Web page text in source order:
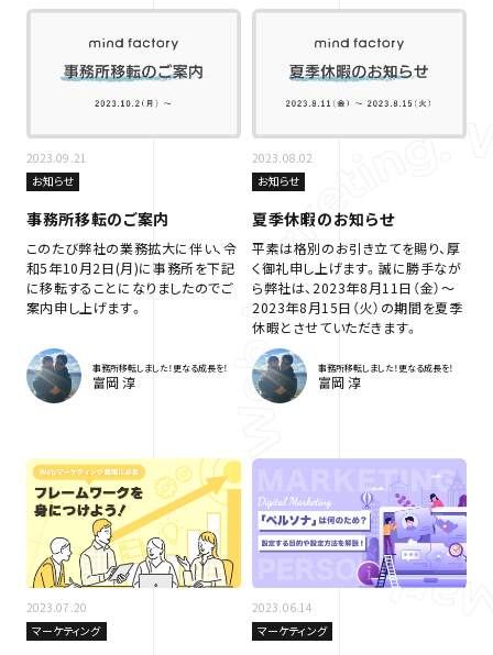
2023.09.21
お知らせ
事務所移転のご案内
このたび弊社の業務拡大に伴い、令
和5年10月2日(月)に事務所を下記
に移転することになりましたのでご
案内申し上げます。
事務所移転しました！更なる成長を！
富岡 淳
2023.08.02
お知らせ
夏季休暇のお知らせ
平素は格別のお引き立てを賜り、厚
く御礼申し上げます。誠に勝手なが
ら弊社は、2023年8月11日（金）～
2023年8月15日（火）の期間を夏季
休暇とさせていただきます。
事務所移転しました！更なる成長を！
富岡 淳
2023.07.20
マーケティング
2023.06.14
マーケティング